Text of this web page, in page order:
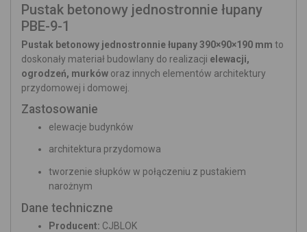
Pustak betonowy jednostronnie łupany
PBE-9-1
Pustak betonowy jednostronnie łupany 390×90×190 mm to
doskonały materiał budowlany do realizacji elewacji,
ogrodzeń, murków oraz innych elementów architektury
przydomowej i domowej.
Zastosowanie
elewacje budynków
architektura przydomowa
tworzenie słupków w połączeniu z pustakiem
narożnym
Dane techniczne
Producent: CJBLOK